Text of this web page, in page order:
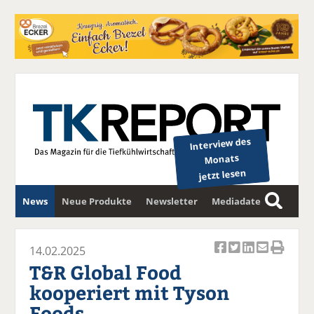
Interview des
Monats
jetzt lesen
News Neue Produkte Newsletter Mediadaten
S
u
c
k k
14.02.2025
T&R Global Food
kooperiert mit Tyson